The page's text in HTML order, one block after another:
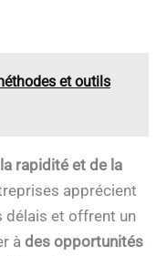
et outils
rapidité et de la
apprécient
délais et offrent un
à des opportunités